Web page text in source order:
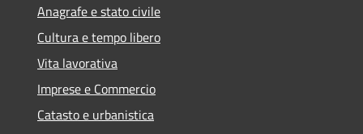
Anagrafe e stato civile
Cultura e tempo libero
Vita lavorativa
Imprese e Commercio
Catasto e urbanistica